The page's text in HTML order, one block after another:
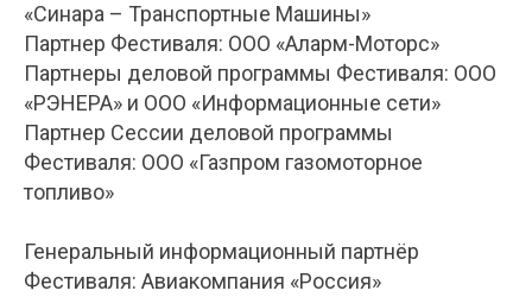
«Синара – Транспортные Машины»
Партнер Фестиваля: ООО «Аларм-Моторс»
Партнеры деловой программы Фестиваля: ООО
«РЭНЕРА» и ООО «Информационные сети»
Партнер Сессии деловой программы
Фестиваля: ООО «Газпром газомоторное
топливо»
Генеральный информационный партнёр
Фестиваля: Авиакомпания «Россия»